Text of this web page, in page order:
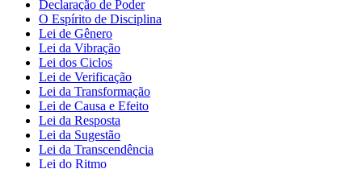
Declaração de Poder
O Espírito de Disciplina
Lei de Gênero
Lei da Vibração
Lei dos Ciclos
Lei de Verificação
Lei da Transformação
Lei de Causa e Efeito
Lei da Resposta
Lei da Sugestão
Lei da Transcendência
Lei do Ritmo